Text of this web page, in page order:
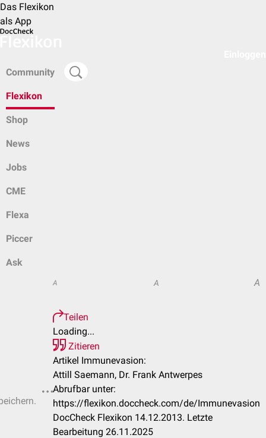
Das Flexikon
als App
Community
Flexikon
Shop
News
Jobs
CME
Flexa
Piccer
Ask
A A A
Teilen
Loading...
Zitieren
Artikel Immunevasion:
Attill Saemann, Dr. Frank Antwerpes
Abrufbar unter:
https://flexikon.doccheck.com/de/Immunevasion
DocCheck Flexikon 14.12.2013. Letzte
Bearbeitung 26.11.2025